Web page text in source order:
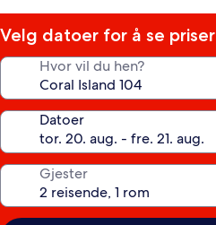
stjerner
Velg datoer for å se priser
Hvor vil du hen?
Datoer
Gjester